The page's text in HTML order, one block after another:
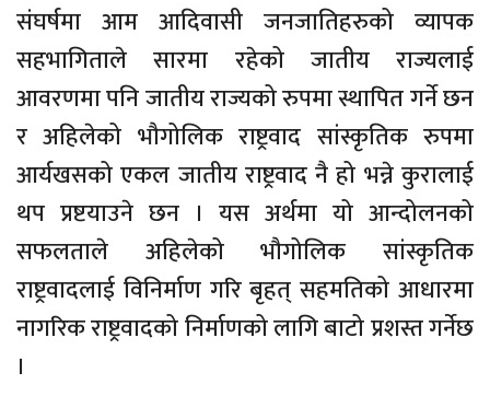
संघर्षमा आम आदिवासी जनजातिहरुको व्यापक
सहभागिताले सारमा रहेको जातीय राज्यलाई
आवरणमा पनि जातीय राज्यको रुपमा स्थापित गर्ने छन
र अहिलेको भौगोलिक राष्ट्रवाद सांस्कृतिक रुपमा
आर्यखसको एकल जातीय राष्ट्रवाद नै हो भन्ने कुरालाई
थप प्रष्टयाउने छन । यस अर्थमा यो आन्दोलनको
सफलताले अहिलेको भौगोलिक सांस्कृतिक
राष्ट्रवादलाई विनिर्माण गरि बृहत् सहमतिको आधारमा
नागरिक राष्ट्रवादको निर्माणको लागि बाटो प्रशस्त गर्नेछ
।